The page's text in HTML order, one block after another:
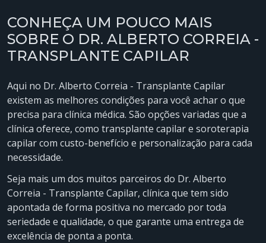
CONHEÇA UM POUCO MAIS
SOBRE O DR. ALBERTO CORREIA -
TRANSPLANTE CAPILAR
Aqui no Dr. Alberto Correia - Transplante Capilar
existem as melhores condições para você achar o que
precisa para clínica médica. São opções variadas que a
clínica oferece, como transplante capilar e soroterapia
capilar com custo-benefício e personalização para cada
necessidade.
Seja mais um dos muitos parceiros do Dr. Alberto
Correia - Transplante Capilar, clínica que tem sido
apontada de forma positiva no mercado por toda
seriedade e qualidade, o que garante uma entrega de
excelência de ponta a ponta.